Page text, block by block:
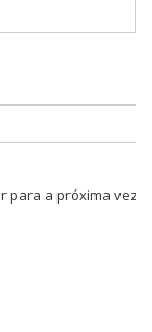
para a próxima vez